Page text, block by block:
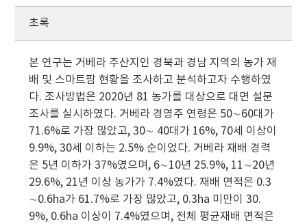
초록
본 연구는 거베라 주산지인 경북과 경남 지역의 농가 재
배 및 스마트팜 현황을 조사하고 분석하고자 수행하였
다. 조사방법은 2020년 81 농가를 대상으로 대면 설문
조사를 실시하였다. 거베라 경영주 연령은 50∼60대가
71.6%로 가장 많았고, 30∼ 40대가 16%, 70세 이상이
9.9%, 30세 이하는 2.5% 순이었다. 거베라 재배 경력
은 5년 이하가 37%였으며, 6∼10년 25.9%, 11∼20년
29.6%, 21년 이상 농가가 7.4%였다. 재배 면적은 0.3
∼0.6ha가 61.7%로 가장 많았고, 0.3ha 미만이 30.
9%, 0.6ha 이상이 7.4%였으며, 전체 평균재배 면적은